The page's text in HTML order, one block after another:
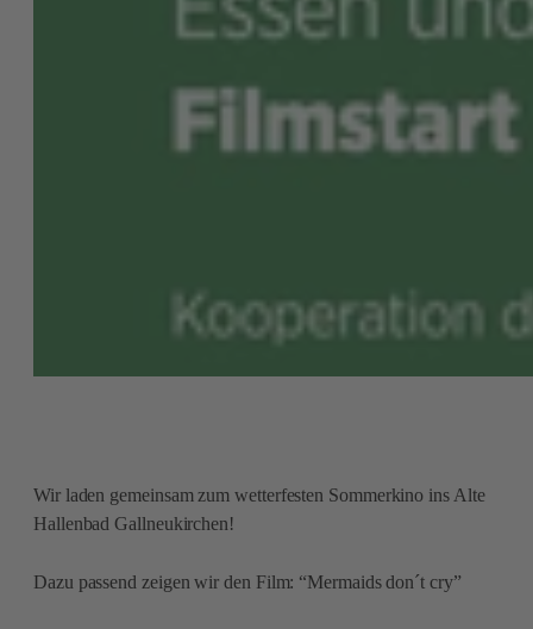
Wir laden gemeinsam zum wetterfesten Sommerkino ins Alte
Hallenbad Gallneukirchen!
Dazu passend zeigen wir den Film: “Mermaids don´t cry”